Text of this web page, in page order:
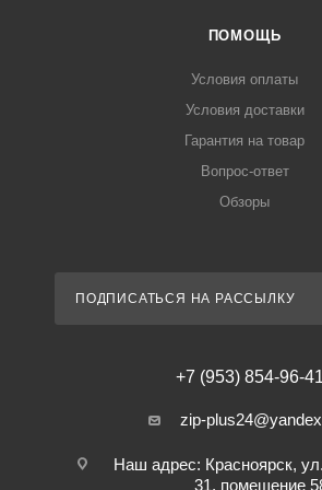
ПОМОЩЬ
Условия оплаты
Условия доставки
Гарантия на товар
Вопрос-ответ
Обзоры
ПОДПИСАТЬСЯ НА РАССЫЛКУ
+7 (953) 854-96-41
zip-
Наш адрес: Красноярск,
31, помещение